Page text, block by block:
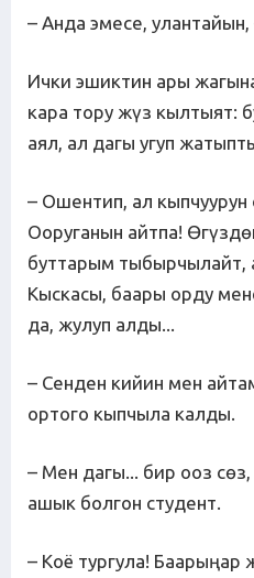
– Анда эмесе,
Ички эшиктин ары
кара тору жүз кылтыят:
аял, ал дагы угуп
– Ошентип, ал
Ооруганын айтпа!
буттарым тыбырчылайт,
Кыскасы, баары орду
да, жулуп алды...
– Сенден кийин мен
ортого кыпчыла калды.
– Мен дагы... бир ооз
ашык болгон студент.
– Коё тургула! Баарыңар